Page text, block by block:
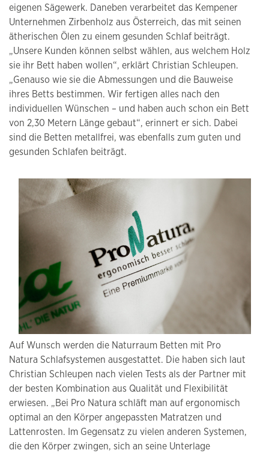
eigenen Sägewerk. Daneben verarbeitet das Kempener
Unternehmen Zirbenholz aus Österreich, das mit seinen
ätherischen Ölen zu einem gesunden Schlaf beiträgt.
„Unsere Kunden können selbst wählen, aus welchem Holz
sie ihr Bett haben wollen“, erklärt Christian Schleupen.
„Genauso wie sie die Abmessungen und die Bauweise
ihres Betts bestimmen. Wir fertigen alles nach den
individuellen Wünschen – und haben auch schon ein Bett
von 2,30 Metern Länge gebaut“, erinnert er sich. Dabei
sind die Betten metallfrei, was ebenfalls zum guten und
gesunden Schlafen beiträgt.
Auf Wunsch werden die Naturraum Betten mit Pro
Natura Schlafsystemen ausgestattet. Die haben sich laut
Christian Schleupen nach vielen Tests als der Partner mit
der besten Kombination aus Qualität und Flexibilität
erwiesen. „Bei Pro Natura schläft man auf ergonomisch
optimal an den Körper angepassten Matratzen und
Lattenrosten. Im Gegensatz zu vielen anderen Systemen,
die den Körper zwingen, sich an seine Unterlage